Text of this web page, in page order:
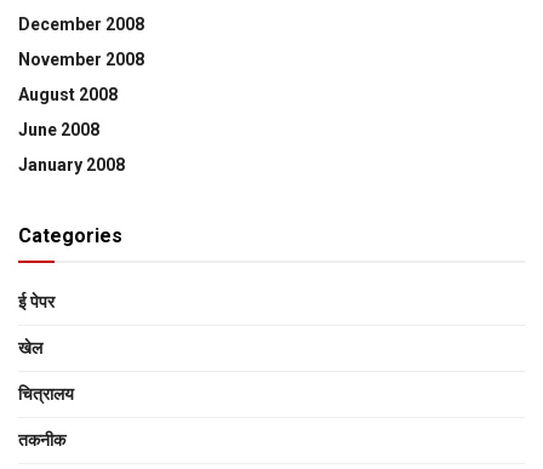
December 2008
November 2008
August 2008
June 2008
January 2008
Categories
ई पेपर
खेल
चित्रालय
तकनीक